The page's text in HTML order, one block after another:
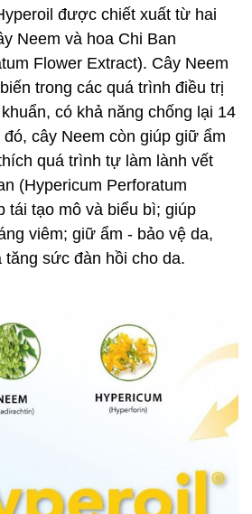
được chiết xuất từ hai
Neem và hoa Chi Ban
Flower Extract). Cây Neem
trong các quá trình điều trị
có khả năng chống lại 14
đó, cây Neem còn giúp giữ ẩm
quá trình tự làm lành vết
(Hypericum Perforatum
tái tạo mô và biểu bì; giúp
viêm; giữ ẩm - bảo vệ da,
tăng sức đàn hồi cho da.